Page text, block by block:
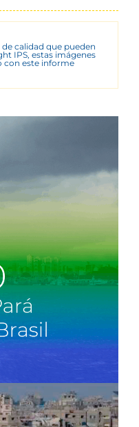
calidad que pueden
IPS, estas imágenes
con este informe